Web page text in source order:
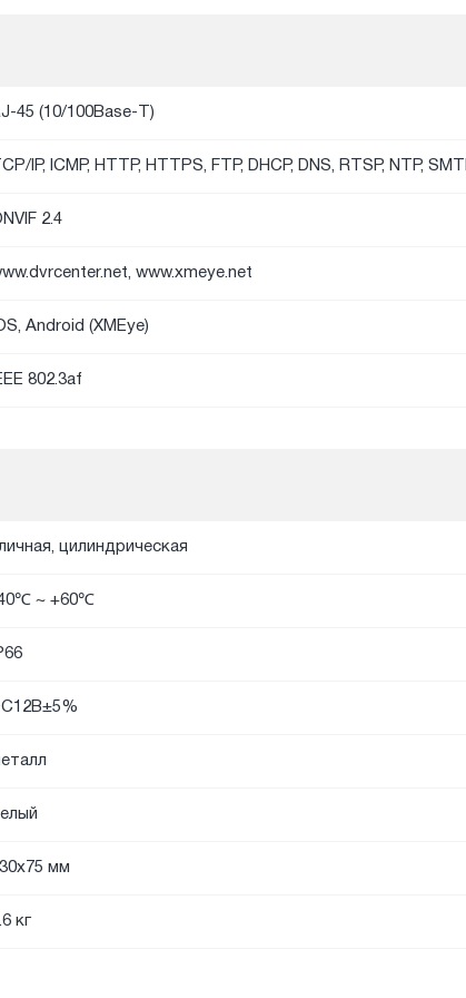
45 (10/100Base-T)
IP, ICMP, HTTP, HTTPS, FTP, DHCP, DNS, RTSP, NTP,
2.4
www.xmeye.net
Android (XMEye)
802.3af
цилиндрическая
~ +60℃
мм
кг